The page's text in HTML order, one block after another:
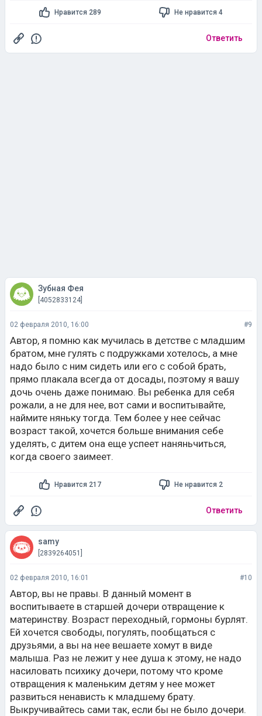
Нравится 289 Не нравится 4
Ответить
Зубная Фея
[4052833124]
02 февраля 2010, 16:00 #9
Автор, я помню как мучилась в детстве с младшим
братом, мне гулять с подружками хотелось, а мне
надо было с ним сидеть или его с собой брать,
прямо плакала всегда от досады, поэтому я вашу
дочь очень даже понимаю. Вы ребенка для себя
рожали, а не для нее, вот сами и воспитывайте,
наймите няньку тогда. Тем более у нее сейчас
возраст такой, хочется больше внимания себе
уделять, с дитем она еще успеет наняньчиться,
когда своего заимеет.
Нравится 217 Не нравится 2
Ответить
samy
[2839264051]
02 февраля 2010, 16:01 #10
Автор, вы не правы. В данный момент в
воспитываете в старшей дочери отвращение к
материнству. Возраст переходный, гормоны бурлят.
Ей хочется свободы, погулять, пообщаться с
друзьями, а вы на нее вешаете хомут в виде
малыша. Раз не лежит у нее душа к этому, не надо
насиловать психику дочери, потому что кроме
отвращения к маленьким детям у нее может
развиться ненависть к младшему брату.
Выкручивайтесь сами так, если бы не было дочери.